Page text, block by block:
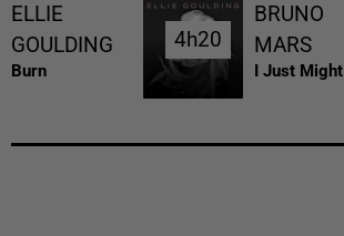
ELLIE
GOULDING
Burn
4h20
4h20
BRUNO
MARS
I Just Might